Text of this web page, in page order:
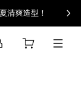
清爽造型！